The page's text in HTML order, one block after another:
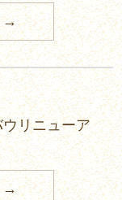
リニューア